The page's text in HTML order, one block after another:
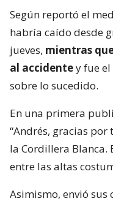
Según reportó el
habría caído desde
jueves, mientras
al accidentey fue
sobre lo sucedido.
En una primera
“Andrés, gracias
la Cordillera Blanca.
entre las altas
Asimismo, envió